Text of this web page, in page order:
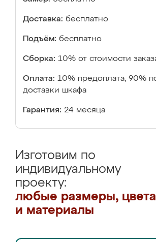
Доставка: бесплатно
Подъём: бесплатно
Сборка: 10% от стоимости
Оплата: 10% предоплата, 90%
доставки шкафа
Гарантия: 24 месяца
Изготовим по
индивидуальному
проекту:
любые размеры, цвета
и материалы